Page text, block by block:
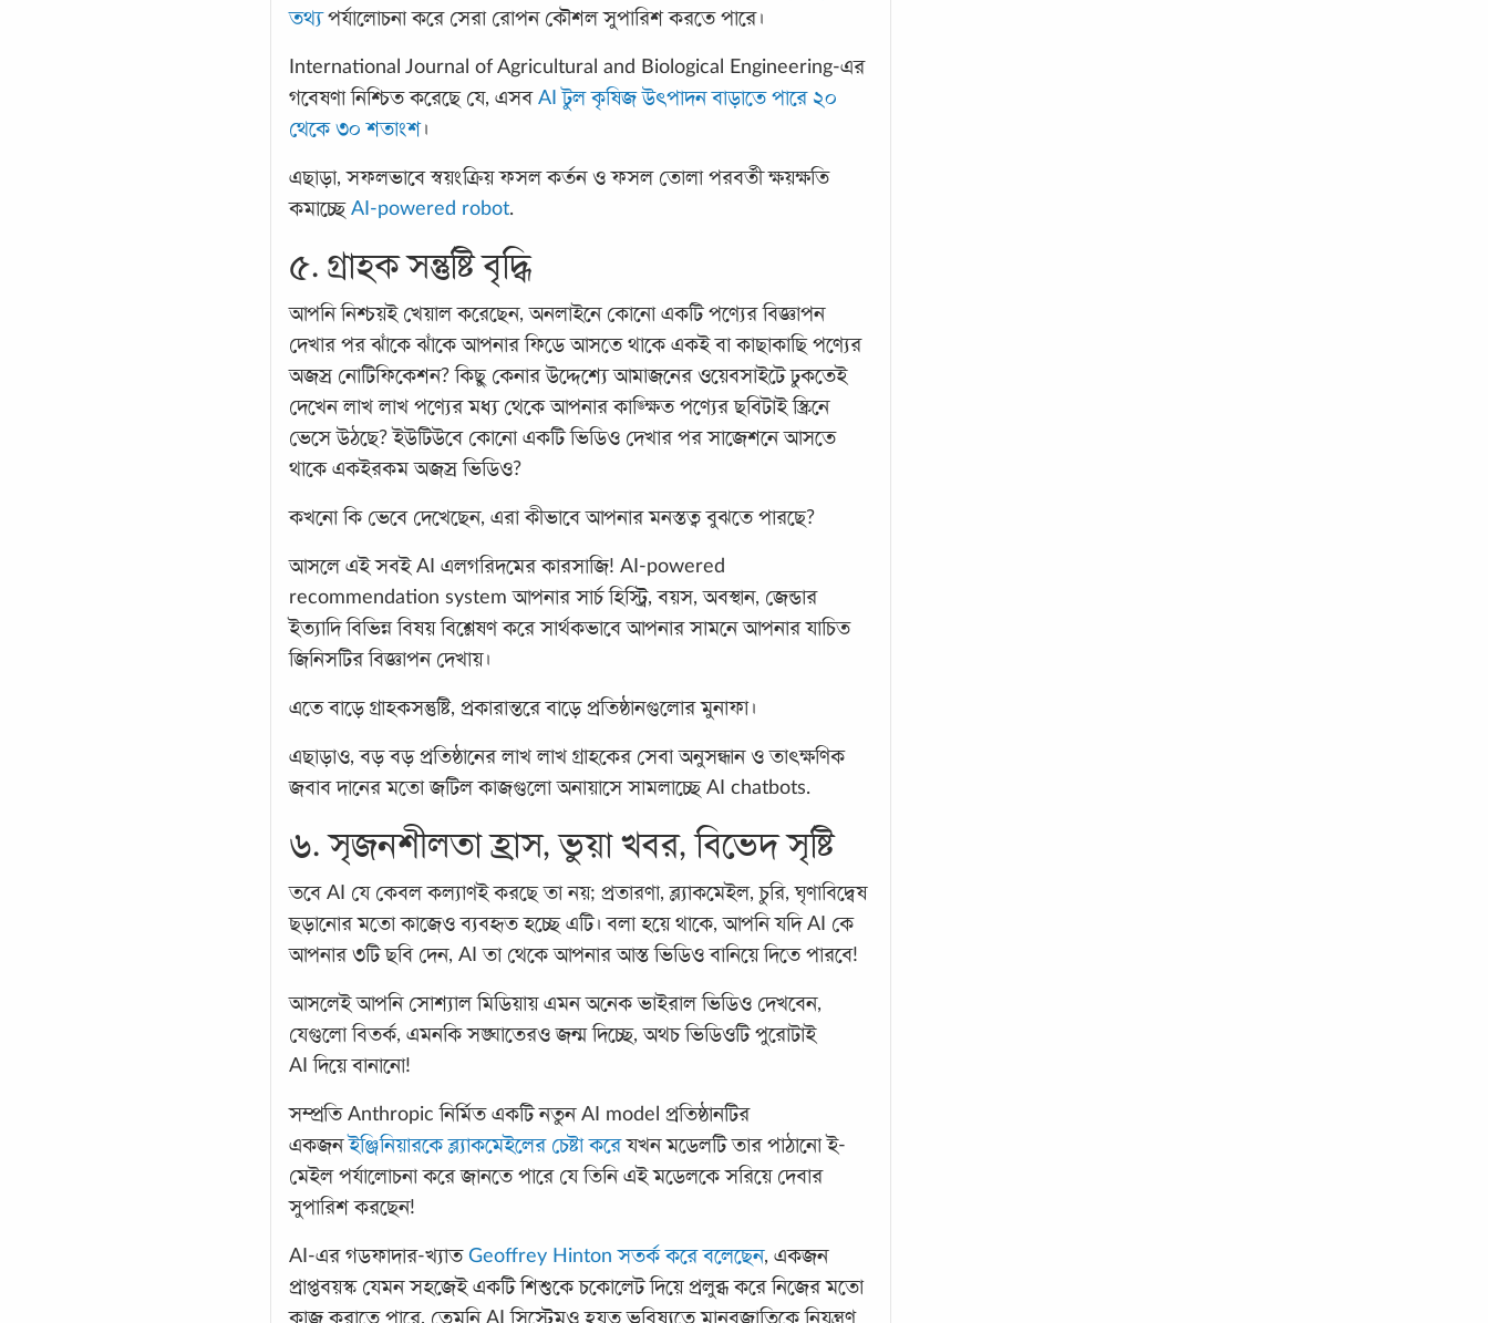
তথ্যপর্যালোচনা করে সেরা রোপন কৌশল সুপারিশ করতে পারে।
International Journal of Agricultural and Biological Engineering-এর
গবেষণা নিশ্চিত করেছে যে, এসব AI টুল কৃষিজ উৎপাদন বাড়াতে পারে ২০
থেকে ৩০ শতাংশ।
এছাড়া, সফলভাবে স্বয়ংক্রিয় ফসল কর্তন ও ফসল তোলা পরবর্তী ক্ষয়ক্ষতি
কমাচ্ছে AI-powered robot.
৫. গ্রাহক সন্তুষ্টি বৃদ্ধি
আপনি নিশ্চয়ই খেয়াল করেছেন, অনলাইনে কোনো একটি পণ্যের বিজ্ঞাপন
দেখার পর ঝাঁকে ঝাঁকে আপনার ফিডে আসতে থাকে একই বা কাছাকাছি পণ্যের
অজস্র নোটিফিকেশন? কিছু কেনার উদ্দেশ্যে আমাজনের ওয়েবসাইটে ঢুকতেই
দেখেন লাখ লাখ পণ্যের মধ্য থেকে আপনার কাঙ্ক্ষিত পণ্যের ছবিটাই স্ক্রিনে
ভেসে উঠছে? ইউটিউবে কোনো একটি ভিডিও দেখার পর সাজেশনে আসতে
থাকে একইরকম অজস্র ভিডিও?
কখনো কি ভেবে দেখেছেন, এরা কীভাবে আপনার মনস্তত্ব বুঝতে পারছে?
আসলে এই সবই AI এলগরিদমের কারসাজি! AI-powered
recommendation system আপনার সার্চ হিস্ট্রি, বয়স, অবস্থান, জেন্ডার
ইত্যাদি বিভিন্ন বিষয় বিশ্লেষণ করে সার্থকভাবে আপনার সামনে আপনার যাচিত
জিনিসটির বিজ্ঞাপন দেখায়।
এতে বাড়ে গ্রাহকসন্তুষ্টি, প্রকারান্তরে বাড়ে প্রতিষ্ঠানগুলোর মুনাফা।
এছাড়াও, বড় বড় প্রতিষ্ঠানের লাখ লাখ গ্রাহকের সেবা অনুসন্ধান ও তাৎক্ষণিক
জবাব দানের মতো জটিল কাজগুলো অনায়াসে সামলাচ্ছে AI chatbots.
৬. সৃজনশীলতা হ্রাস, ভুয়া খবর, বিভেদ সৃষ্টি
তবে AI যে কেবল কল্যাণই করছে তা নয়; প্রতারণা, ব্ল্যাকমেইল, চুরি, ঘৃণাবিদ্বেষ
ছড়ানোর মতো কাজেও ব্যবহৃত হচ্ছে এটি। বলা হয়ে থাকে, আপনি যদি AI কে
আপনার ৩টি ছবি দেন, AI তা থেকে আপনার আস্ত ভিডিও বানিয়ে দিতে পারবে!
আসলেই আপনি সোশ্যাল মিডিয়ায় এমন অনেক ভাইরাল ভিডিও দেখবেন,
যেগুলো বিতর্ক, এমনকি সঙ্ঘাতেরও জন্ম দিচ্ছে, অথচ ভিডিওটি পুরোটাই
AI দিয়ে বানানো!
সম্প্রতি Anthropic নির্মিত একটি নতুন AI model প্রতিষ্ঠানটির
একজনইঞ্জিনিয়ারকে ব্ল্যাকমেইলের চেষ্টা করেযখন মডেলটি তার পাঠানো ই-
মেইল পর্যালোচনা করে জানতে পারে যে তিনি এই মডেলকে সরিয়ে দেবার
সুপারিশ করছেন!
AI-এর গডফাদার-খ্যাত Geoffrey Hinton সতর্ক করে বলেছেন, একজন
প্রাপ্তবয়স্ক যেমন সহজেই একটি শিশুকে চকোলেট দিয়ে প্রলুব্ধ করে নিজের মতো
কাজ করাতে পারে, তেমনি AI সিস্টেমও হয়ত ভবিষ্যতে মানবজাতিকে নিয়ন্ত্রণ